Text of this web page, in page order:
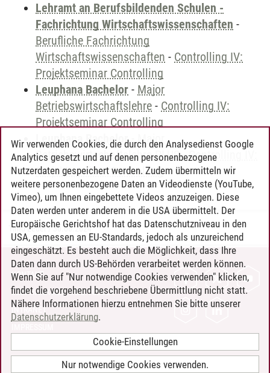
Lehramt an Berufsbildenden Schulen -
Fachrichtung Wirtschaftswissenschaften -
Berufliche Fachrichtung
Wirtschaftswissenschaften - Controlling IV:
Projektseminar Controlling
Leuphana Bachelor - Major
Betriebswirtschaftslehre - Controlling IV:
Projektseminar Controlling
Leuphana Bachelor-Major
Betriebswirtschaftslehre PLUS-Controlling IV:
Projektseminar Controlling
Timo Leder/30.06.2024
KONTAKT
LEUPHANA ALS ARBEITGEBER
INTRANET
BARRIEREFREIHEIT
Wir verwenden Cookies, die durch den Analysedienst Google
Analytics gesetzt und auf denen personenbezogene
Nutzerdaten gespeichert werden. Zudem übermitteln wir
weitere personenbezogene Daten an Videodienste (YouTube,
Vimeo), um Ihnen eingebettete Videos anzuzeigen. Diese
Daten werden unter anderem in die USA übermittelt. Der
Europäische Gerichtshof hat das Datenschutzniveau in den
USA, gemessen an EU-Standards, jedoch als unzureichend
eingeschätzt. Es besteht auch die Möglichkeit, dass Ihre
Daten dann durch US-Behörden verarbeitet werden können.
Wenn Sie auf "Nur notwendige Cookies verwenden" klicken,
findet die vorgehend beschriebene Übermittlung nicht statt.
Nähere Informationen hierzu entnehmen Sie bitte unserer
Datenschutzerklärung.
Cookie-Einstellungen
Nur notwendige Cookies verwenden.